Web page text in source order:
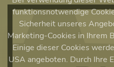
funktionsnotwendige
Sicherheit unseres
Marketing-Cookies in Ihrem
Einige dieser Cookies
USA angeboten. Durch Ihre